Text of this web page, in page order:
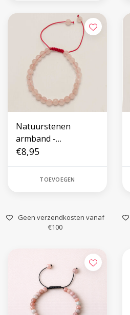
Natuurstenen
armband -
Rozenkwarts
€8,95
TOEVOEGEN
Geen verzendkosten vanaf
€100